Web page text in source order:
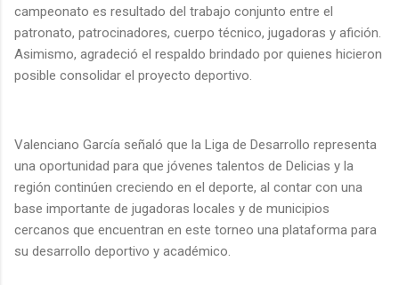
campeonato es resultado del trabajo conjunto entre el
patronato, patrocinadores, cuerpo técnico, jugadoras y afición.
Asimismo, agradeció el respaldo brindado por quienes hicieron
posible consolidar el proyecto deportivo.
Valenciano García señaló que la Liga de Desarrollo representa
una oportunidad para que jóvenes talentos de Delicias y la
región continúen creciendo en el deporte, al contar con una
base importante de jugadoras locales y de municipios
cercanos que encuentran en este torneo una plataforma para
su desarrollo deportivo y académico.